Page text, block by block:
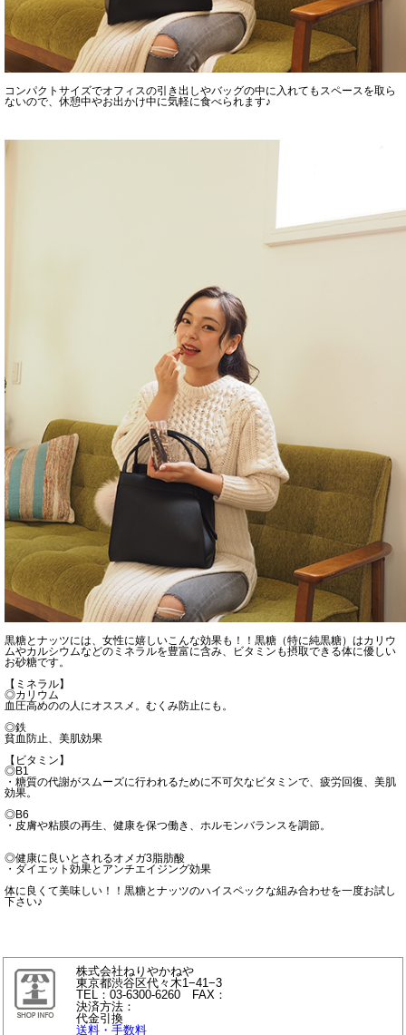
コンパクトサイズでオフィスの引き出しやバッグの中に入れてもスペースを取ら
ないので、休憩中やお出かけ中に気軽に食べられます♪
黒糖とナッツには、女性に嬉しいこんな効果も！！黒糖（特に純黒糖）はカリウ
ムやカルシウムなどのミネラルを豊富に含み、ビタミンも摂取できる体に優しい
お砂糖です。
【ミネラル】
◎カリウム
血圧高めのの人にオススメ。むくみ防止にも。
◎鉄
貧血防止、美肌効果
【ビタミン】
◎B1
・糖質の代謝がスムーズに行われるために不可欠なビタミンで、疲労回復、美肌
効果。
◎B6
・皮膚や粘膜の再生、健康を保つ働き、ホルモンバランスを調節。
◎健康に良いとされるオメガ3脂肪酸
・ダイエット効果とアンチエイジング効果
体に良くて美味しい！！黒糖とナッツのハイスペックな組み合わせを一度お試し
下さい♪
株式会社ねりやかねや
東京都渋谷区代々木1−41−3
TEL：03-6300-6260 FAX：
決済方法：
代金引換
送料・手数料